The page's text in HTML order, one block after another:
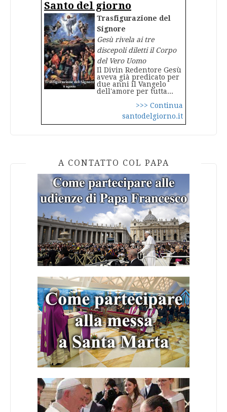
Santo del giorno
Trasfigurazione del
Signore
Gesù rivela ai tre
discepoli diletti il Corpo
del Vero Uomo
Il Divin Redentore Gesù
aveva già predicato per
due anni il Vangelo
dell'amore per tutta...
>>> Continua
santodelgiorno.it
A CONTATTO COL PAPA